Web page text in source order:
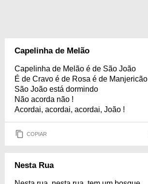
Capelinha de Melão
Capelinha de Melão é de São João
É de Cravo é de Rosa é de Manjericão
São João está dormindo
Não acorda não !
Acordai, acordai, acordai, João !
COPIAR
Nesta Rua